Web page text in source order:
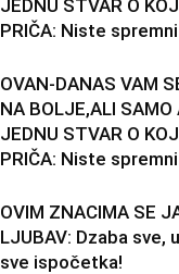
JEDNU STVAR O
PRIČA: Niste
OVAN-DANAS VAM
NA BOLJE,ALI SAMO
JEDNU STVAR O
PRIČA: Niste
OVIM ZNACIMA SE
LJUBAV: Dzaba sve,
sve ispočetka!